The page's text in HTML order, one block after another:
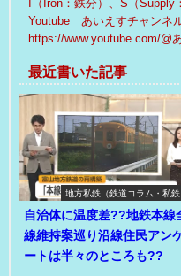
I（Iron：鉄分）、S（Supply
Youtube あいえすチャンネ
https://www.youtube.com/@
最近書いた記事
地方私鉄（鉄道コラム・私鉄
自治体に温度差??地鉄本線
線維持案巡り沿線住民アン
ートは半々のところも??